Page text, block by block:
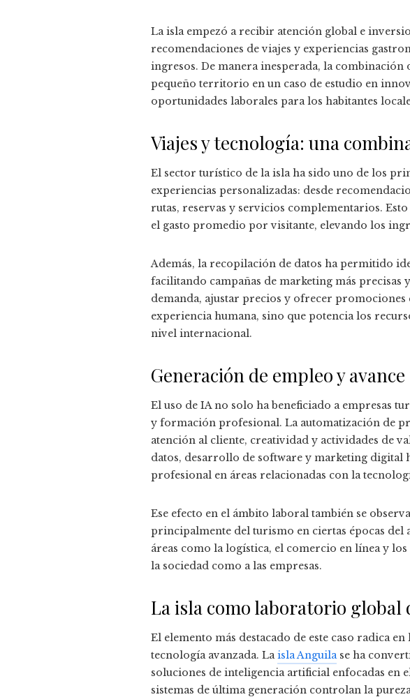
La isla empezó a recibir atención global e
recomendaciones de viajes y experiencias
ingresos. De manera inesperada, la
pequeño territorio en un caso de estudio en
oportunidades laborales para los habitantes
Viajes y tecnología: una
El sector turístico de la isla ha sido uno de los
experiencias personalizadas: desde
rutas, reservas y servicios complementarios.
el gasto promedio por visitante, elevando los
Además, la recopilación de datos ha permitido
facilitando campañas de marketing más precisas
demanda, ajustar precios y ofrecer
experiencia humana, sino que potencia los
nivel internacional.
Generación de empleo y
El uso de IA no solo ha beneficiado a empresas
y formación profesional. La automatización de
atención al cliente, creatividad y actividades de
datos, desarrollo de software y marketing digital
profesional en áreas relacionadas con la
Ese efecto en el ámbito laboral también se
principalmente del turismo en ciertas épocas del
áreas como la logística, el comercio en línea y
la sociedad como a las empresas.
La isla como laboratorio global
El elemento más destacado de este caso radica
tecnología avanzada. Laisla Anguilase ha
soluciones de inteligencia artificial enfocadas en
sistemas de última generación controlan la